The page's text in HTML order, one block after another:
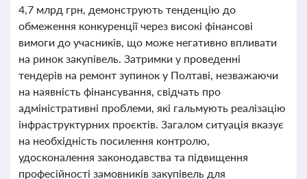
4,7 млрд грн, демонструють тенденцію до
обмеження конкуренції через високі фінансові
вимоги до учасників, що може негативно впливати
на ринок закупівель. Затримки у проведенні
тендерів на ремонт зупинок у Полтаві, незважаючи
на наявність фінансування, свідчать про
адміністративні проблеми, які гальмують реалізацію
інфраструктурних проєктів. Загалом ситуація вказує
на необхідність посилення контролю,
удосконалення законодавства та підвищення
професійності замовників закупівель для